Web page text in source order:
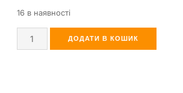
16 в наявності
ДОДАТИ В КОШИК